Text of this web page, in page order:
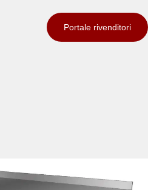
Portale rivenditori